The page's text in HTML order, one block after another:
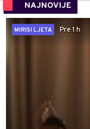
NAJNOVIJE
MIRISI LJETA
Pre 1 h